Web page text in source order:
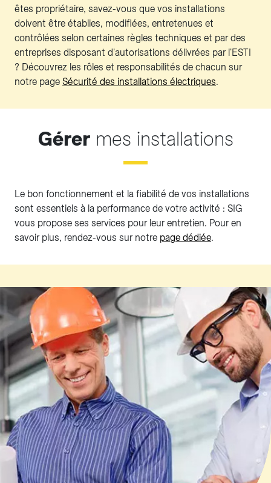
êtes propriétaire, savez-vous que vos installations
doivent être établies, modifiées, entretenues et
contrôlées selon certaines règles techniques et par des
entreprises disposant d'autorisations délivrées par l'ESTI
? Découvrez les rôles et responsabilités de chacun sur
notre page Sécurité des installations électriques.
Gérermes installations
Le bon fonctionnement et la fiabilité de vos installations
sont essentiels à la performance de votre activité : SIG
vous propose ses services pour leur entretien. Pour en
savoir plus, rendez-vous sur notre page dédiée.